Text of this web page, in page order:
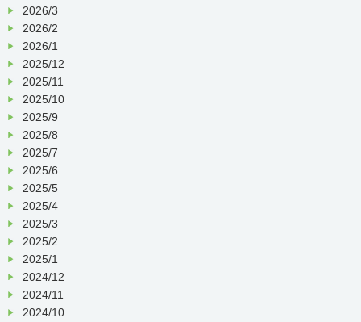
2026/3
2026/2
2026/1
2025/12
2025/11
2025/10
2025/9
2025/8
2025/7
2025/6
2025/5
2025/4
2025/3
2025/2
2025/1
2024/12
2024/11
2024/10